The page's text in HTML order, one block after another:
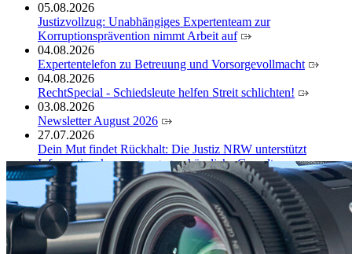
05.08.2026
Justizvollzug: Unabhängiges Expertenteam zur
Korruptionsprävention nimmt Arbeit auf
04.08.2026
Expertentelefon zu Betreuung und Vorsorgevollmacht
04.08.2026
RechtSpecial - Schiedsleute helfen Streit schlichten!
03.08.2026
Newsletter August 2026
27.07.2026
Dein Mut findet Rückhalt: Die Justiz NRW unterstützt
Informationskampagne gegen häusliche Gewalt
10.07.2026
Anerkennung für innovative Suizidpräventionsarbeit: JVA
Köln ausgezeichnet
14.07.2026
Justiz der Zukunft gemeinsam gestalten: Minister Limbach
zieht positive Bilanz des Projekts Zukunftswerkstatt Justiz